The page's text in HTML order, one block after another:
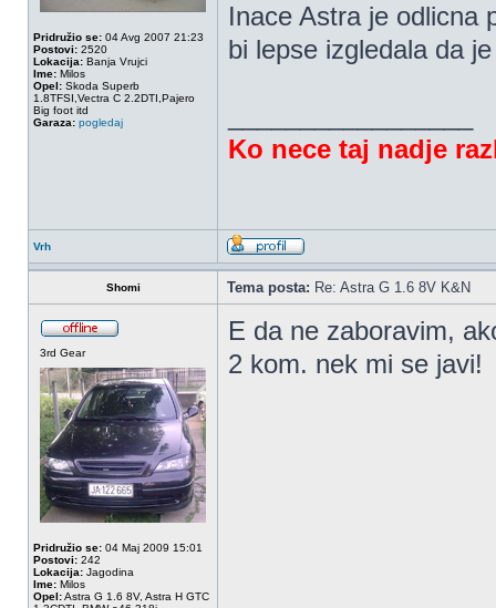
Pridružio se: 04 Avg 2007 21:23
Postovi: 2520
Lokacija: Banja Vrujci
Ime: Milos
Opel: Skoda Superb
1.8TFSI,Vectra C 2.2DTI,Pajero
Big foot itd
Garaza: pogledaj
Inace Astra je odlicna
bi lepse izgledala da
Ko nece taj nadje
Vrh
Shomi Tema posta: Re: Astra G 1.6 8V K&N
3rd Gear
Pridružio se: 04 Maj 2009 15:01
Postovi: 242
Lokacija: Jagodina
Ime: Milos
Opel:Astra G 1.6 8V, Astra H GTC
E da ne zaboravim,
2 kom. nek mi se javi!